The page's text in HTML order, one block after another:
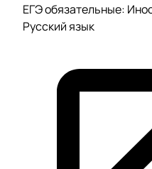
ЕГЭ обязательные:
Русский язык